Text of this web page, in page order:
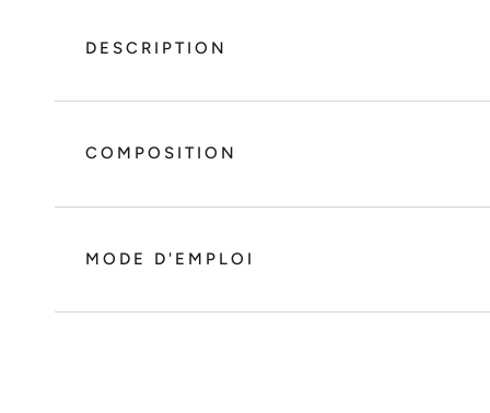
DESCRIPTION
COMPOSITION
MODE D'EMPLOI